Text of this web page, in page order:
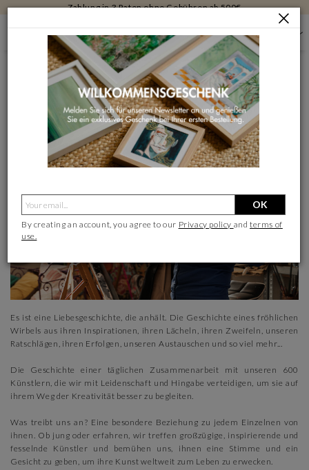
Kostenlose Rücksendungen 30 Tage
UNSER ENGAGEMENT
Die Künstler an erster Stelle
Es ist eine Liebesgeschichte, die anhält. Die Geschichte eines fröhlichen
Wirbels aus ihren Inspirationen, ihren Lächeln, ihren Zweifeln, unseren
Ratschlägen, ihren Erfolgen, unseren Austauschen und so viel mehr...
Die Geschichte einer täglichen Zusammenarbeit mit unseren 600
Künstlern, die wir mit Leidenschaft und Hingabe verteidigen, um sie auf
ihrem Weg der Kreativität besser zu begleiten.
Was treibt uns an? Eine besondere Beziehung zu jedem Einzelnen von
ihnen. Ob jung oder erfahren, wir treffen großzügige, inspirierende und
fesselnde Künstler und bemühen uns, ihnen eine Stimme und ein
Gesicht zu geben, um ihre Kunst weltweit zum Leben zu erwecken.
OK
By creating an account, you agree to our Privacy policy andterms of
use.